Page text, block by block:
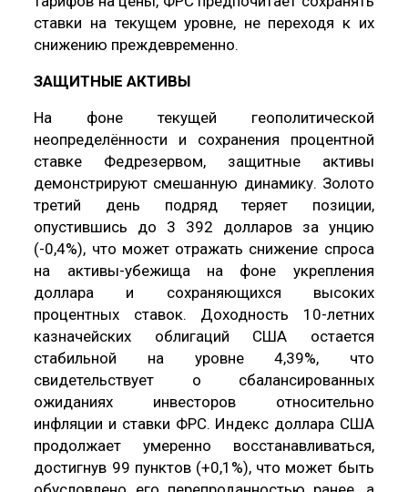
ставки на текущем уровне, не переходя к их
снижению преждевременно.
ЗАЩИТНЫЕ АКТИВЫ
На фоне текущей геополитической
неопределённости и сохранения процентной
ставке Федрезервом, защитные активы
демонстрируют смешанную динамику. Золото
третий день подряд теряет позиции,
опустившись до 3 392 долларов за унцию
(-0,4%), что может отражать снижение спроса
на активы-убежища на фоне укрепления
доллара и сохраняющихся высоких
процентных ставок. Доходность 10-летних
казначейских облигаций США остается
стабильной на уровне 4,39%, что
свидетельствует о сбалансированных
ожиданиях инвесторов относительно
инфляции и ставки ФРС. Индекс доллара США
продолжает умеренно восстанавливаться,
достигнув 99 пунктов (+0,1%), что может быть